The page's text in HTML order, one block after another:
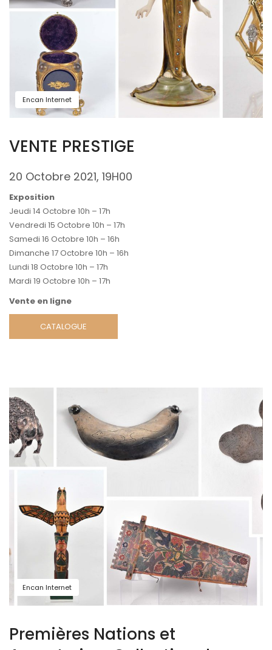
Encan Internet
VENTE PRESTIGE
20 Octobre 2021, 19H00
Exposition
Jeudi 14 Octobre 10h – 17h
Vendredi 15 Octobre 10h – 17h
Samedi 16 Octobre 10h – 16h
Dimanche 17 Octobre 10h – 16h
Lundi 18 Octobre 10h – 17h
Mardi 19 Octobre 10h – 17h
Vente en ligne
CATALOGUE
Encan Internet
Premières Nations et